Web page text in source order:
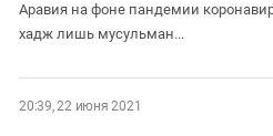
Аравия на фоне пандемии
хадж лишь мусульман...
20:39, 22 июня 2021